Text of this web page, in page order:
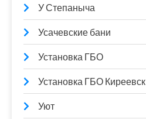
У Степаныча
Усачевские бани
Установка ГБО
Установка ГБО Киреевск
Уют